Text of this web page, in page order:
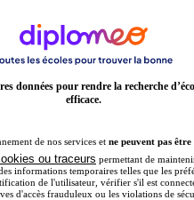
par alternance
données pour rendre la recherche
efficace.
de nos services et ne peuvent pas être
ou traceurs permettant de
informations temporaires telles que les
de l'utilisateur, vérifier s'il est
d'accès frauduleux ou les violations de